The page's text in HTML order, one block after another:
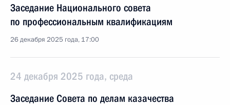
Заседание Национального совета
по профессиональным квалификациям
26 декабря 2025 года, 17:00
24 декабря 2025 года, среда
Заседание Совета по делам казачества